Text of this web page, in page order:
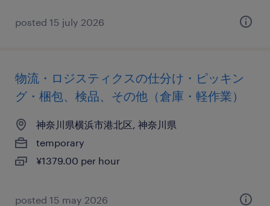
posted 15 july 2026
物流・ロジスティクスの仕分け・ピッキン
グ・梱包、検品、その他（倉庫・軽作業）
神奈川県横浜市港北区, 神奈川県
temporary
¥1379.00 per hour
posted 15 may 2026